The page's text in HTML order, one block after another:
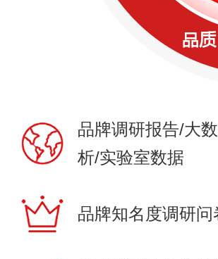
品牌调研报告/大
析/实验室数据
品牌知名度调研问